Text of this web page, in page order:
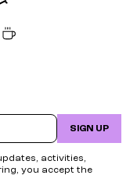
SIGN UP
activities,
you accept the